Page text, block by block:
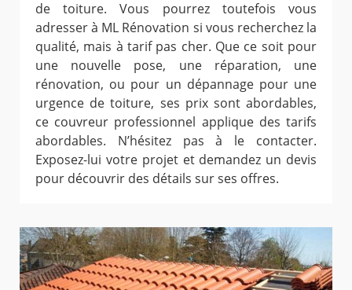
de toiture. Vous pourrez toutefois vous
adresser à ML Rénovation si vous recherchez la
qualité, mais à tarif pas cher. Que ce soit pour
une nouvelle pose, une réparation, une
rénovation, ou pour un dépannage pour une
urgence de toiture, ses prix sont abordables,
ce couvreur professionnel applique des tarifs
abordables. N’hésitez pas à le contacter.
Exposez-lui votre projet et demandez un devis
pour découvrir des détails sur ses offres.